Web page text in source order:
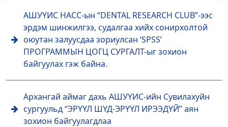
АШУҮИС НАСС-ын “DENTAL RESEARCH CLUB”-ээс
эрдэм шинжилгээ, судалгаа хийх сонирхолтой
оюутан залуусдаа зориулсан ‘SPSS’
ПРОГРАММЫН ЦОГЦ СУРГАЛТ-ыг зохион
байгуулах гэж байна.
Архангай аймаг дахь АШУҮИС-ийн Сувилахуйн
сургуульд “ЭРҮҮЛ ШҮД-ЭРҮҮЛ ИРЭЭДҮЙ” аян
зохион байгуулагдлаа